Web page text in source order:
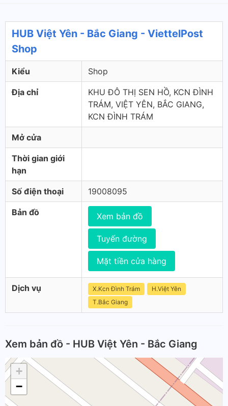
HUB Việt Yên - Bắc Giang - ViettelPost
Shop
Kiểu Shop
Địa chỉ
KHU ĐÔ THỊ SEN HỒ, KCN ĐÌNH
TRÁM, VIỆT YÊN, BẮC GIANG,
KCN ĐÌNH TRÁM
Mở cửa
Thời gian giới
hạn
Số điện thoại 19008095
Bản đồ Xem bản đồ
Tuyến đường
Mặt tiền cửa hàng
Dịch vụ X.Kcn Đình Trám
H.Việt Yên
T.Bắc Giang
Xem bản đồ - HUB Việt Yên - Bắc Giang
+
−